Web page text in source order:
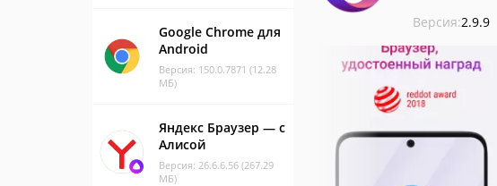
Google Chrome для
Android
Версия: 150.0.7871 (12.28
МБ)
Яндекс Браузер — с
Алисой
Версия: 26.6.6.56 (267.29
МБ)
Версия:2.9.9